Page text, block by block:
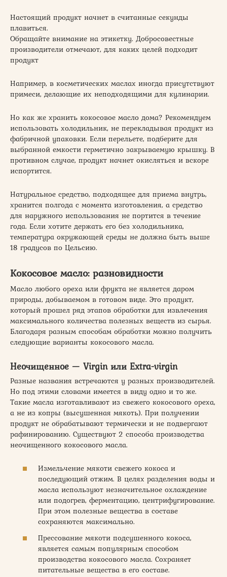
Настоящий продукт начнет в считанные секунды
плавиться.
Обращайте внимание на этикетку. Добросовестные
производители отмечают, для каких целей подходит
продукт
Например, в косметических маслах иногда присутствуют
примеси, делающие их неподходящими для кулинарии.
Но как же хранить кокосовое масло дома? Рекомендуем
использовать холодильник, не перекладывая продукт из
фабричной упаковки. Если перельете, подберите для
выбранной емкости герметично закрываемую крышку. В
противном случае, продукт начнет окисляться и вскоре
испортится.
Натуральное средство, подходящее для приема внутрь,
хранится полгода с момента изготовления, а средство
для наружного использования не портится в течение
года. Если хотите держать его без холодильника,
температура окружающей среды не должна быть выше
18 градусов по Цельсию.
Кокосовое масло: разновидности
Масло любого ореха или фрукта не является даром
природы, добываемом в готовом виде. Это продукт,
который прошел ряд этапов обработки для извлечения
максимального количества полезных веществ из сырья.
Благодаря разным способам обработки можно получить
следующие варианты кокосового масла.
Неочищенное — Virgin или Extra-virgin
Разные названия встречаются у разных производителей.
Но под этими словами имеется в виду одно и то же.
Такие масла изготавливают из свежего кокосового ореха,
а не из копры (высушенная мякоть). При получении
продукт не обрабатывают термически и не подвергают
рафинированию. Существуют 2 способа производства
неочищенного кокосового масла.
Измельчение мякоти свежего кокоса и
последующий отжим. В целях разделения воды и
масла используют незначительное охлаждение
или подогрев, ферментацию, центрифугирование.
При этом полезные вещества в составе
сохраняются максимально.
Прессование мякоти подсушенного кокоса,
является самым популярным способом
производства кокосового масла. Сохраняет
питательные вещества в его составе.